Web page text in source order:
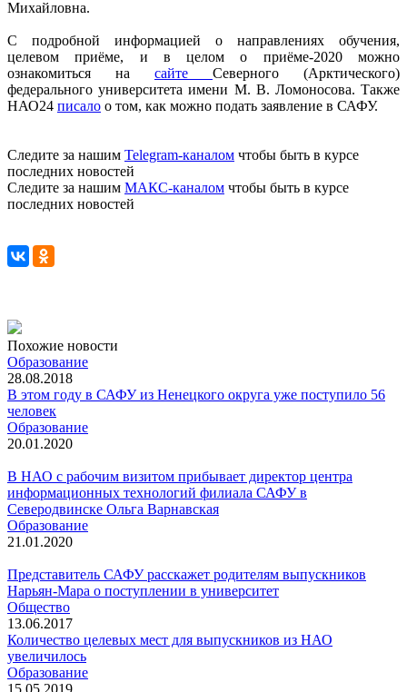
Михайловна.
С подробной информацией о направлениях обучения,
целевом приёме, и в целом о приёме-2020 можно
ознакомиться на сайте Северного (Арктического)
федерального университета имени М. В. Ломоносова. Также
НАО24 писало о том, как можно подать заявление в САФУ.
Следите за нашим Telegram-каналом чтобы быть в курсе
последних новостей
Следите за нашим МАКС-каналом чтобы быть в курсе
последних новостей
Похожие новости
Образование
28.08.2018
В этом году в САФУ из Ненецкого округа уже поступило 56
человек
Образование
20.01.2020
В НАО с рабочим визитом прибывает директор центра
информационных технологий филиала САФУ в
Северодвинске Ольга Варнавская
Образование
21.01.2020
Представитель САФУ расскажет родителям выпускников
Нарьян-Мара о поступлении в университет
Общество
13.06.2017
Количество целевых мест для выпускников из НАО
увеличилось
Образование
15.05.2019